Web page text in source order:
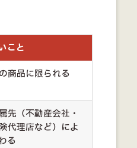
こと
商品に限られる
先（不動産会社・
代理店など）によ
る